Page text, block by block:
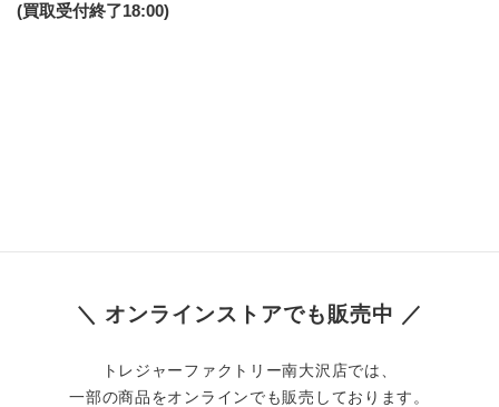
(買取受付終了18:00)
＼ オンラインストアでも販売中 ／
トレジャーファクトリー南大沢店では、
一部の商品をオンラインでも販売しております。